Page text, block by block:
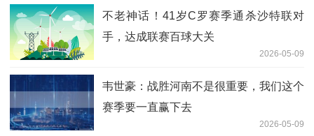
不老神话！41岁C罗赛季通杀沙特联对
手，达成联赛百球大关
2026-05-09
韦世豪：战胜河南不是很重要，我们这个
赛季要一直赢下去
2026-05-09